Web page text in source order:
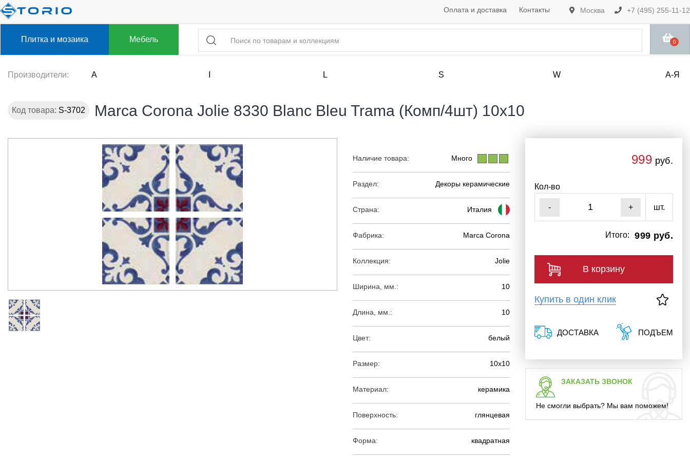
Москва +7 (495) 255-11-12
Оплата и доставка Контакты
Плитка и мозаика Мебель 0
Производители: A L S W А-Я
Код товара: S-3702 Marca Corona Jolie 8330 Blanc Bleu Trama (Комп/4шт) 10x10
Наличие товара: Много
Раздел: Декоры керамические
Страна: Италия
Фабрика: Marca Corona
Коллекция: Jolie
Ширина, мм.: 10
Длина, мм.: 10
Цвет: белый
Размер: 10х10
Материал: керамика
Поверхность: глянцевая
Форма: квадратная
999 руб.
Кол-во
- + шт.
999 руб.
Итого:
В корзину
Купить в один клик
ДОСТАВКА ПОДЪЕМ
ЗАКАЗАТЬ ЗВОНОК
Не смогли выбрать? Мы вам поможем!